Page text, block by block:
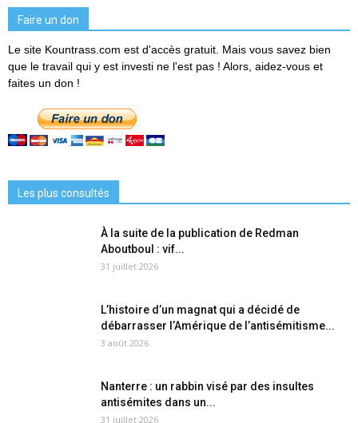
Faire un don
Le site Kountrass.com est d'accès gratuit. Mais vous savez bien
que le travail qui y est investi ne l'est pas ! Alors, aidez-vous et
faites un don !
Les plus consultés
À la suite de la publication de Redman
Aboutboul : vif...
31 juillet 2026
L’histoire d’un magnat qui a décidé de
débarrasser l’Amérique de l’antisémitisme...
3 août 2026
Nanterre : un rabbin visé par des insultes
antisémites dans un...
31 juillet 2026